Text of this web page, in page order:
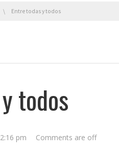
Entre todas y todos
todos
pm Comments are off